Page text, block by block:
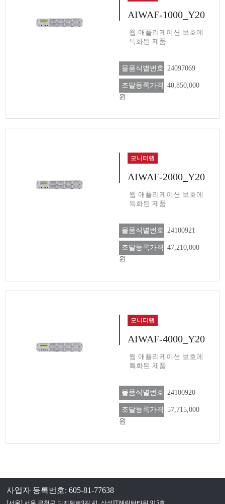
AIWAF-1000_Y20
웹 애플리케이션 보호에
특화된 제품
물품식별번호 24097069
조달등록가격 40,850,000
원
모니터랩
AIWAF-2000_Y20
웹 애플리케이션 보호에
특화된 제품
물품식별번호 24100921
조달등록가격 47,210,000
원
모니터랩
AIWAF-4000_Y20
웹 애플리케이션 보호에
특화된 제품
물품식별번호 24100920
조달등록가격 57,715,000
원
사업자 등록번호: 605-81-77638